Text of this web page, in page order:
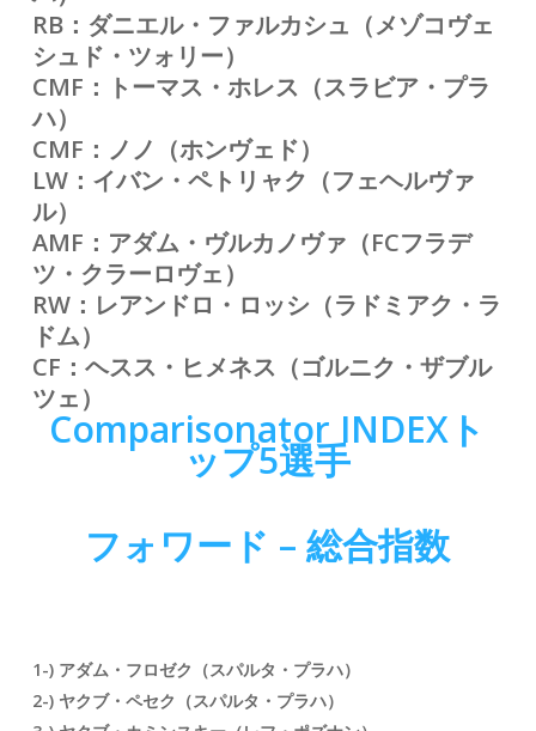
RB：ダニエル・ファルカシュ（メゾコヴェ
シュド・ツォリー）
CMF：トーマス・ホレス（スラビア・プラ
ハ）
CMF：ノノ（ホンヴェド）
LW：イバン・ペトリャク（フェヘルヴァ
ル）
AMF：アダム・ヴルカノヴァ（FCフラデ
ツ・クラーロヴェ）
RW：レアンドロ・ロッシ （ラドミアク・ラ
ドム）
CF：ヘスス・ヒメネス（ゴルニク・ザブル
ツェ）
Comparisonator INDEXト
ップ5選手
フォワード – 総合指数
1-) アダム・フロゼク（スパルタ・プラハ）
2-) ヤクブ・ペセク（スパルタ・プラハ）